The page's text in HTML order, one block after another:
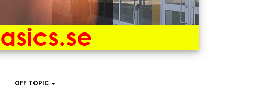
OFF TOPIC